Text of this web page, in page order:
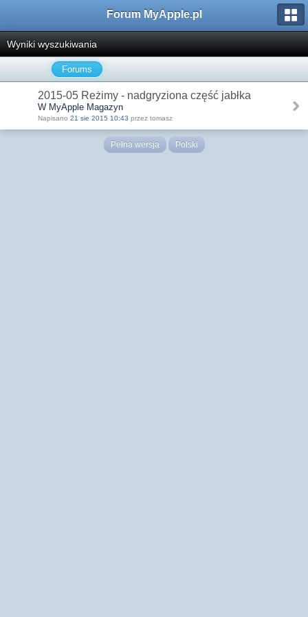
Forum MyApple.pl
Wyniki wyszukiwania
Forums
2015-05 Reżimy - nadgryziona część jabłka
W MyApple Magazyn
Napisano 21 sie 2015 10:43 przez tomasz
Pełna wersja Polski